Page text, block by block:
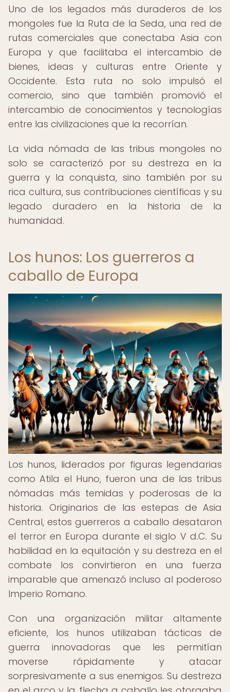
Uno de los legados más duraderos de los
mongoles fue la Ruta de la Seda, una red de
rutas comerciales que conectaba Asia con
Europa y que facilitaba el intercambio de
bienes, ideas y culturas entre Oriente y
Occidente. Esta ruta no solo impulsó el
comercio, sino que también promovió el
intercambio de conocimientos y tecnologías
entre las civilizaciones que la recorrían.
La vida nómada de las tribus mongoles no
solo se caracterizó por su destreza en la
guerra y la conquista, sino también por su
rica cultura, sus contribuciones científicas y su
legado duradero en la historia de la
humanidad.
Los hunos: Los guerreros a
caballo de Europa
Los hunos, liderados por figuras legendarias
como Atila el Huno, fueron una de las tribus
nómadas más temidas y poderosas de la
historia. Originarios de las estepas de Asia
Central, estos guerreros a caballo desataron
el terror en Europa durante el siglo V d.C. Su
habilidad en la equitación y su destreza en el
combate los convirtieron en una fuerza
imparable que amenazó incluso al poderoso
Imperio Romano.
Con una organización militar altamente
eficiente, los hunos utilizaban tácticas de
guerra innovadoras que les permitían
moverse rápidamente y atacar
sorpresivamente a sus enemigos. Su destreza